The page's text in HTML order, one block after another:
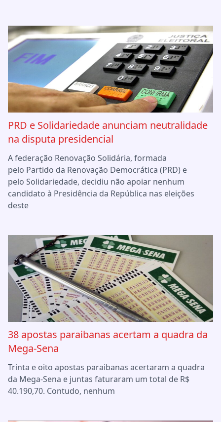
PRD e Solidariedade anunciam neutralidade
na disputa presidencial
A federação Renovação Solidária, formada
pelo Partido da Renovação Democrática (PRD) e
pelo Solidariedade, decidiu não apoiar nenhum
candidato à Presidência da República nas eleições
deste
38 apostas paraibanas acertam a quadra da
Mega-Sena
Trinta e oito apostas paraibanas acertaram a quadra
da Mega-Sena e juntas faturaram um total de R$
40.190,70. Contudo, nenhum